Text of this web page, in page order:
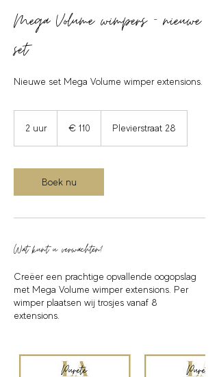
Mega Volume wimpers - nieuwe
set
Nieuwe set Mega Volume wimper extensions.
2 uur2
r
€ 110 Plevierstraat 28
Boek nu
Wat kunt u verwachten?
Creëer een prachtige opvallende oogopslag
met Mega Volume wimper extensions. Per
wimper plaatsen wij trosjes vanaf 8
extensions.